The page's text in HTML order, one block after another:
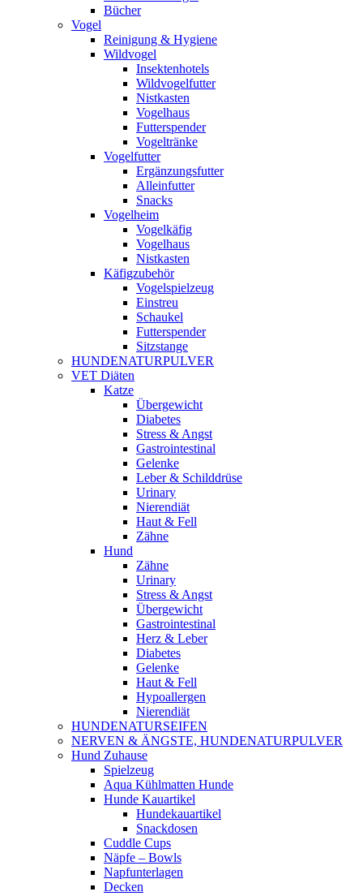
Bücher
Vogel
Reinigung & Hygiene
Wildvogel
Insektenhotels
Wildvogelfutter
Nistkasten
Vogelhaus
Futterspender
Vogeltränke
Vogelfutter
Ergänzungsfutter
Alleinfutter
Snacks
Vogelheim
Vogelkäfig
Vogelhaus
Nistkasten
Käfigzubehör
Vogelspielzeug
Einstreu
Schaukel
Futterspender
Sitzstange
HUNDENATURPULVER
VET Diäten
Katze
Übergewicht
Diabetes
Stress & Angst
Gastrointestinal
Gelenke
Leber & Schilddrüse
Urinary
Nierendiät
Haut & Fell
Zähne
Hund
Zähne
Urinary
Stress & Angst
Übergewicht
Gastrointestinal
Herz & Leber
Diabetes
Gelenke
Haut & Fell
Hypoallergen
Nierendiät
HUNDENATURSEIFEN
NERVEN & ÄNGSTE, HUNDENATURPULVER
Hund Zuhause
Spielzeug
Aqua Kühlmatten Hunde
Hunde Kauartikel
Hundekauartikel
Snackdosen
Cuddle Cups
Näpfe – Bowls
Napfunterlagen
Decken